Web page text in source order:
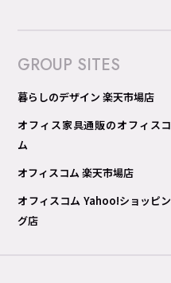
GROUP SITES
暮らしのデザイン 楽天市場店
オフィス家具通販のオフィスコ
ム
オフィスコム 楽天市場店
オフィスコム Yahoo!ショッピン
グ店